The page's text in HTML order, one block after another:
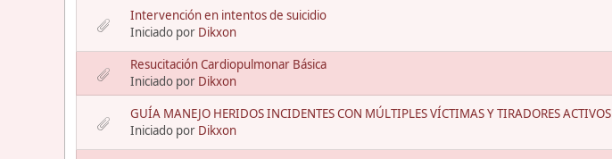
Intervención en intentos de suicidio
Iniciado por Dikxon
Resucitación Cardiopulmonar Básica
Iniciado por Dikxon
GUÍA MANEJO HERIDOS INCIDENTES CON MÚLTIPLES VÍCTIMAS Y TIRADORES ACTIVOS
Iniciado por Dikxon